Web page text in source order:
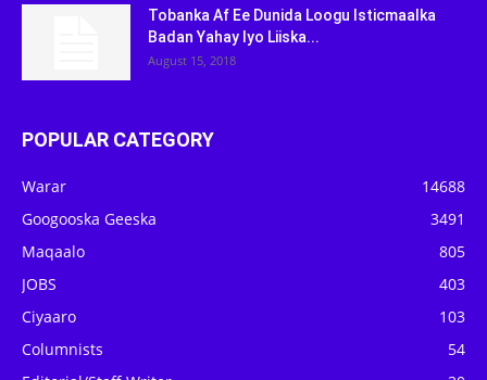
Tobanka Af Ee Dunida Loogu Isticmaalka
Badan Yahay Iyo Liiska...
August 15, 2018
POPULAR CATEGORY
Warar
14688
Googooska Geeska
3491
Maqaalo
805
JOBS
403
Ciyaaro
103
Columnists
54